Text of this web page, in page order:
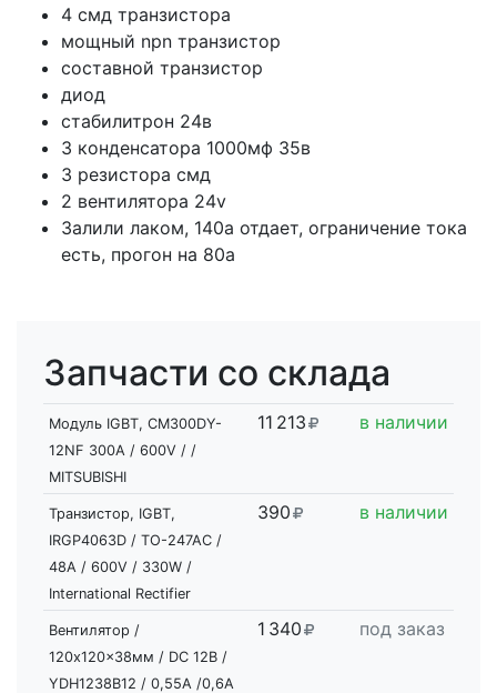
4 смд транзистора
мощный npn транзистор
составной транзистор
диод
стабилитрон 24в
3 конденсатора 1000мф 35в
3 резистора смд
2 вентилятора 24v
Залили лаком, 140а отдает, ограничение тока
есть, прогон на 80а
Запчасти со склада
Модуль IGBT, CM300DY-
12NF 300A / 600V / /
MITSUBISHI
11 213 в наличии
Транзистор, IGBT,
IRGP4063D / TO-247AC /
48A / 600V / 330W /
International Rectifier
390 в наличии
Вентилятор /
120x120x38мм / DC 12В /
YDH1238B12 / 0,55A /0,6А
1 340 под заказ